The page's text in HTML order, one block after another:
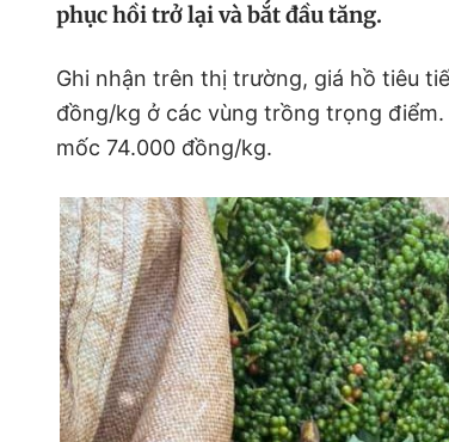
phục hồi trở lại và bắt đầu tăng.
Ghi nhận trên thị trường, giá hồ tiêu
đồng/kg ở các vùng trồng trọng
mốc 74.000 đồng/kg.